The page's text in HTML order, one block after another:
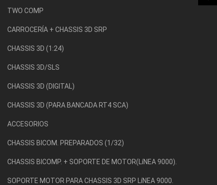
TWO COMP
CARROCERÍA + CHASSIS 3D SRP
CHASSIS 3D (1:24)
CHASSIS 3D/SLS
CHASSIS 3D (DIGITAL)
CHASSIS 3D (PARA BANCADA RT4 SCA)
ACCESORIOS
CHASSIS BICOM. PREPARADOS (1/32)
CHASSIS BICOMP. + SOPORTE DE MOTOR(LíNEA 9000).
SOPORTE MOTOR PARA CHASSIS 3D SRP LíNEA 9000.